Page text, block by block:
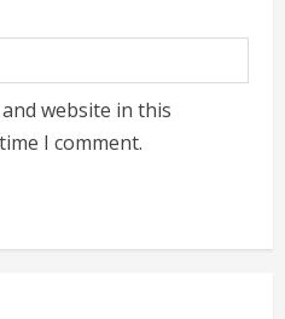
website in this
I comment.